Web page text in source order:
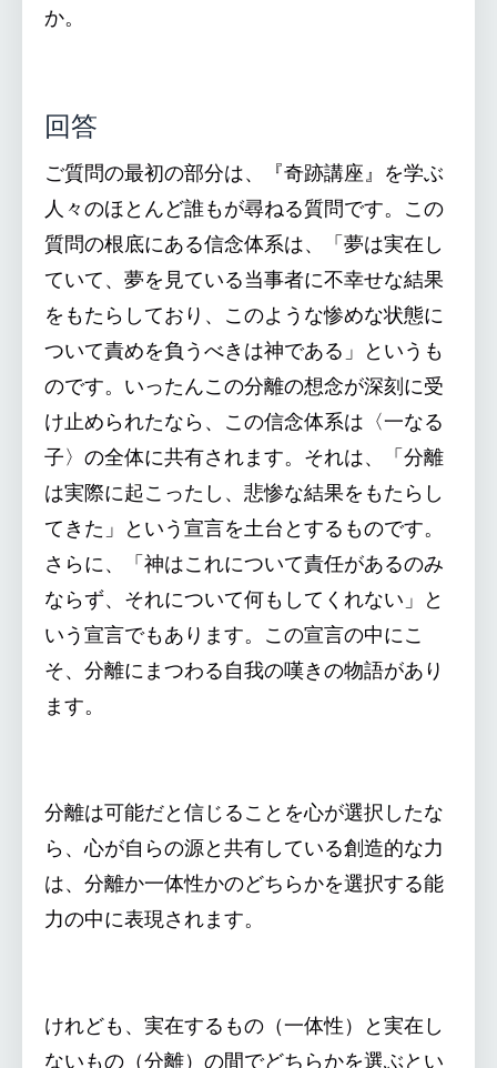
か。
回答
ご質問の最初の部分は、『奇跡講座』を学ぶ
人々のほとんど誰もが尋ねる質問です。この
質問の根底にある信念体系は、「夢は実在し
ていて、夢を見ている当事者に不幸せな結果
をもたらしており、このような惨めな状態に
ついて責めを負うべきは神である」というも
のです。いったんこの分離の想念が深刻に受
け止められたなら、この信念体系は〈一なる
子〉の全体に共有されます。それは、「分離
は実際に起こったし、悲惨な結果をもたらし
てきた」という宣言を土台とするものです。
さらに、「神はこれについて責任があるのみ
ならず、それについて何もしてくれない」と
いう宣言でもあります。この宣言の中にこ
そ、分離にまつわる自我の嘆きの物語があり
ます。
分離は可能だと信じることを心が選択したな
ら、心が自らの源と共有している創造的な力
は、分離か一体性かのどちらかを選択する能
力の中に表現されます。
けれども、実在するもの（一体性）と実在し
ないもの（分離）の間でどちらかを選ぶとい